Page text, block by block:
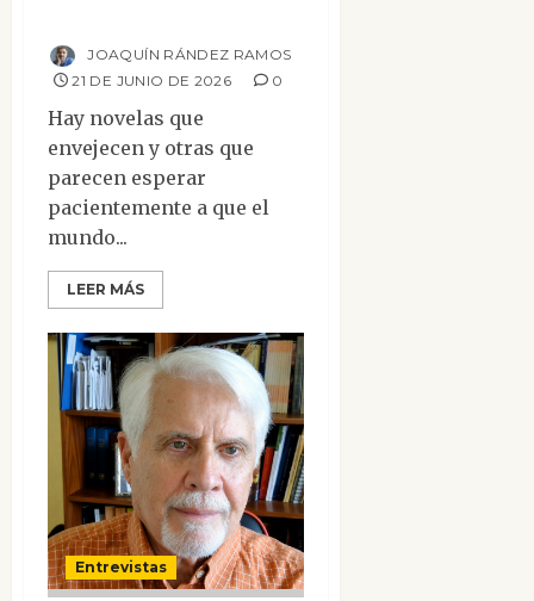
JOAQUÍN RÁNDEZ RAMOS
21 DE JUNIO DE 2026
0
Hay novelas que
envejecen y otras que
parecen esperar
pacientemente a que el
mundo...
LEER MÁS
Entrevistas